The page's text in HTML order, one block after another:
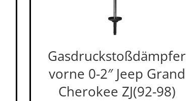
Gasdruckstoßdämpfer
vorne 0-2″ Jeep Grand
Cherokee ZJ(92-98)